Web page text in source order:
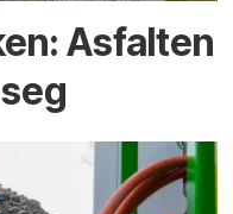
Asfalten